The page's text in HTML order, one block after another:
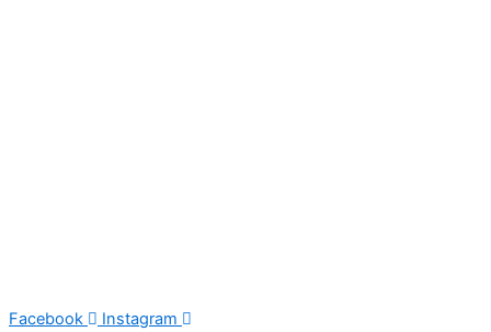
Facebook Instagram